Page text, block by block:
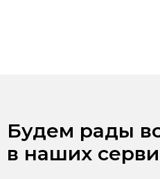
Будем рады
в наших